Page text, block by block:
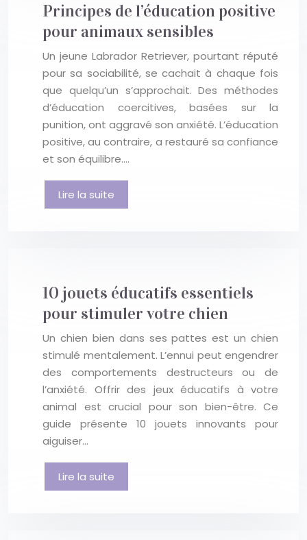
Principes de l’éducation positive
pour animaux sensibles
Un jeune Labrador Retriever, pourtant réputé
pour sa sociabilité, se cachait à chaque fois
que quelqu’un s’approchait. Des méthodes
d’éducation coercitives, basées sur la
punition, ont aggravé son anxiété. L’éducation
positive, au contraire, a restauré sa confiance
et son équilibre….
Lire la suite
10 jouets éducatifs essentiels
pour stimuler votre chien
Un chien bien dans ses pattes est un chien
stimulé mentalement. L’ennui peut engendrer
des comportements destructeurs ou de
l’anxiété. Offrir des jeux éducatifs à votre
animal est crucial pour son bien-être. Ce
guide présente 10 jouets innovants pour
aiguiser…
Lire la suite